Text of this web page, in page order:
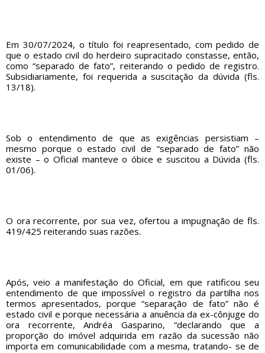
Em 30/07/2024, o título foi reapresentado, com pedido de
que o estado civil do herdeiro supracitado constasse, então,
como “separado de fato”, reiterando o pedido de registro.
Subsidiariamente, foi requerida a suscitação da dúvida (fls.
13/18).
Sob o entendimento de que as exigências persistiam –
mesmo porque o estado civil de “separado de fato” não
existe – o Oficial manteve o óbice e suscitou a Dúvida (fls.
01/06).
O ora recorrente, por sua vez, ofertou a impugnação de fls.
419/425 reiterando suas razões.
Após, veio a manifestação do Oficial, em que ratificou seu
entendimento de que impossível o registro da partilha nos
termos apresentados, porque “separação de fato” não é
estado civil e porque necessária a anuência da ex-cônjuge do
ora recorrente, Andréa Gasparino, “declarando que a
proporção do imóvel adquirida em razão da sucessão não
importa em comunicabilidade com a mesma, tratando- se de